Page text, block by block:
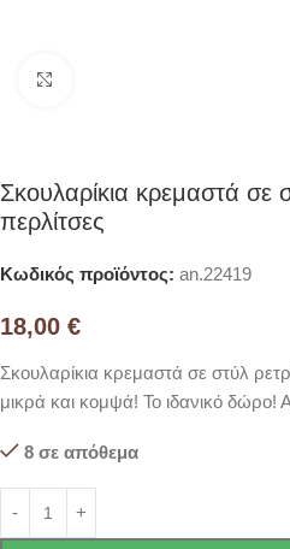
Σκουλαρίκια κρεμαστά σε
περλίτσες
Κωδικός προϊόντος: an.22419
18,00 €
Σκουλαρίκια κρεμαστά σε στύλ
μικρά και κομψά! Το ιδανικό
8 σε απόθεμα